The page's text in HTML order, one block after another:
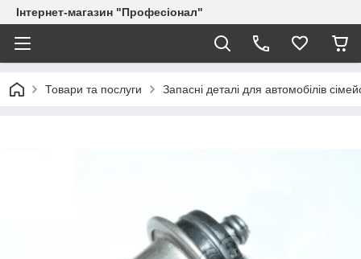
Інтернет-магазин "Професіонал"
Товари та послуги Запасні деталі для автомобілів